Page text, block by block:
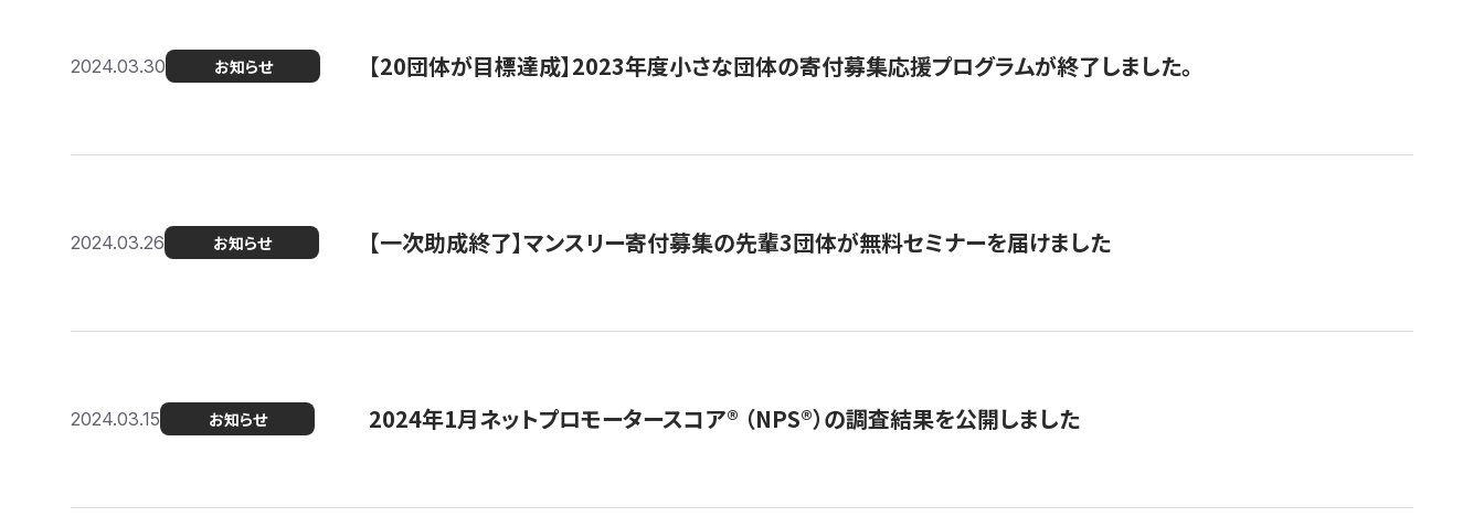
2024.03.30 お知らせ 【20団体が目標達成】2023年度小さな団体の寄付募集応援プログラムが終了しました。
2024.03.26 お知らせ 【一次助成終了】マンスリー寄付募集の先輩3団体が無料セミナーを届けました
2024.03.15 お知らせ 2024年1月ネットプロモータースコア®︎ （NPS®︎）の調査結果を公開しました